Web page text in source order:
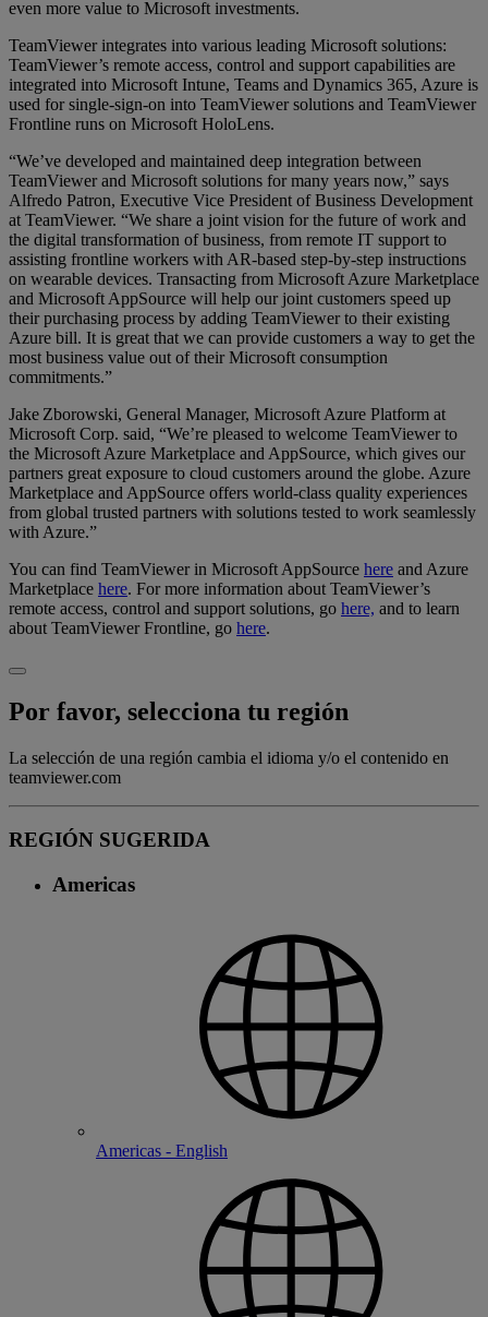
even more value to Microsoft investments.
TeamViewer integrates into various leading Microsoft solutions:
TeamViewer’s remote access, control and support capabilities are
integrated into Microsoft Intune, Teams and Dynamics 365, Azure is
used for single-sign-on into TeamViewer solutions and TeamViewer
Frontline runs on Microsoft HoloLens.
“We’ve developed and maintained deep integration between
TeamViewer and Microsoft solutions for many years now,” says
Alfredo Patron, Executive Vice President of Business Development
at TeamViewer. “We share a joint vision for the future of work and
the digital transformation of business, from remote IT support to
assisting frontline workers with AR-based step-by-step instructions
on wearable devices. Transacting from Microsoft Azure Marketplace
and Microsoft AppSource will help our joint customers speed up
their purchasing process by adding TeamViewer to their existing
Azure bill. It is great that we can provide customers a way to get the
most business value out of their Microsoft consumption
commitments.”
Jake Zborowski, General Manager, Microsoft Azure Platform at
Microsoft Corp. said, “We’re pleased to welcome TeamViewer to
the Microsoft Azure Marketplace and AppSource, which gives our
partners great exposure to cloud customers around the globe. Azure
Marketplace and AppSource offers world-class quality experiences
from global trusted partners with solutions tested to work seamlessly
with Azure.”
You can find TeamViewer in Microsoft AppSource here and Azure
Marketplace here. For more information about TeamViewer’s
remote access, control and support solutions, go here, and to learn
about TeamViewer Frontline, go here.
Por favor, selecciona tu región
La selección de una región cambia el idioma y/o el contenido en
teamviewer.com
REGIÓN SUGERIDA
Americas
Americas - English